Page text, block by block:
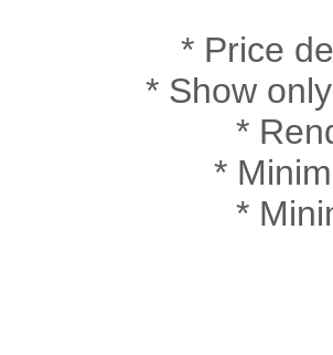
* Price
* Show
*
*
*